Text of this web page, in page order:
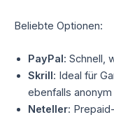
Beliebte Optionen:
PayPal: Schnell,
Skrill: Ideal für
ebenfalls anonym
Neteller: